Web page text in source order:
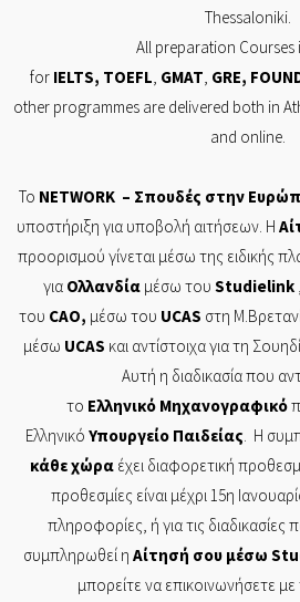
Thessaloniki.
All preparation Courses
for IELTS, TOEFL, GMAT, GRE,
other programmes are delivered both in
and online.
Το NETWORK – Σπουδές στην
υποστήριξη για υποβολή αιτήσεων. Η
προορισμού γίνεται μέσω της ειδικής
για Ολλανδία μέσω του Studielink
του CAO, μέσω του UCAS στη
μέσω UCAS και αντίστοιχα για τη
Αυτή η διαδικασία που
το Ελληνικό Μηχανογραφικό
Ελληνικό Υπουργείο Παιδείας . Η
κάθε χώρα έχει διαφορετική
προθεσμίες είναι μέχρι 15η
πληροφορίες, ή για τις διαδικασίες
συμπληρωθεί η Αίτησή σου μέσω
μπορείτε να επικοινωνήσετε